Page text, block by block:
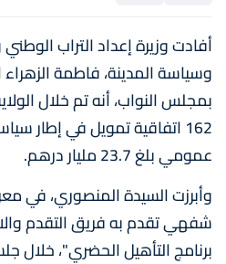
أفادت وزيرة إعداد التراب
وسياسة المدينة، فاطمة الزهراء
بمجلس النواب، أنه تم خلال
162 اتفاقية تمويل في إطار
عمومي بلغ 23.7 مليار درهم.
وأبرزت السيدة المنصوري، في
شفهي تقدم به فريق التقدم
برنامج التأهيل الحضري"، خلال